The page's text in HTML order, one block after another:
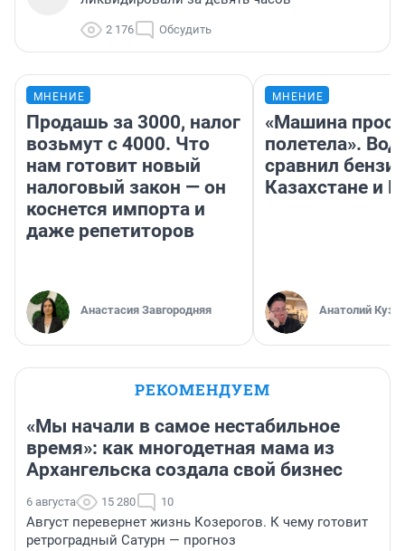
2 176 Обсудить
МНЕНИЕ
Продашь за 3000, налог
возьмут с 4000. Что
нам готовит новый
налоговый закон — он
коснется импорта и
даже репетиторов
Анастасия Завгородняя
МНЕНИЕ
«Машина
полетела».
сравнил
Казахстане и
Анатолий
РЕКОМЕНДУЕМ
«Мы начали в самое нестабильное
время»: как многодетная мама из
Архангельска создала свой бизнес
6 августа 15 280 10
Август перевернет жизнь Козерогов. К чему готовит
ретроградный Сатурн — прогноз